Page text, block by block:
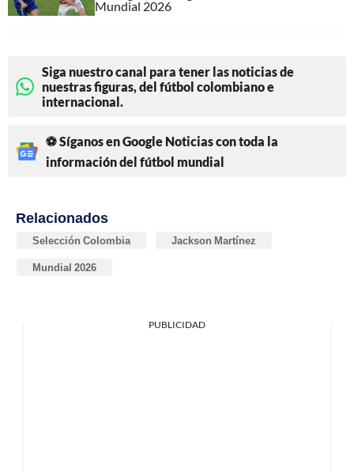
Mundial 2026
Siga nuestro canal para tener las noticias de
nuestras figuras, del fútbol colombiano e
internacional.
⚽ Síganos en Google Noticias con toda la
información del fútbol mundial
Relacionados
Selección Colombia Jackson Martínez
Mundial 2026
PUBLICIDAD